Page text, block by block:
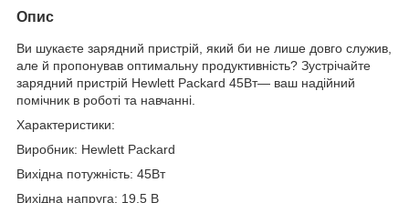
Опис
Ви шукаєте зарядний пристрій, який би не лише довго служив,
але й пропонував оптимальну продуктивність? Зустрічайте
зарядний пристрій Hewlett Packard 45Вт— ваш надійний
помічник в роботі та навчанні.
Характеристики:
Виробник: Hewlett Packard
Вихідна потужність: 45Вт
Вихідна напруга: 19.5 В